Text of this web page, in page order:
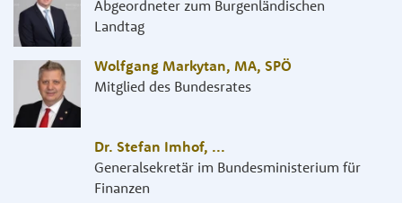
Abgeordneter zum Burgenländischen
Landtag
Wolfgang Markytan, MA, SPÖ
Mitglied des Bundesrates
Dr. Stefan Imhof, ...
Generalsekretär im Bundesministerium für
Finanzen